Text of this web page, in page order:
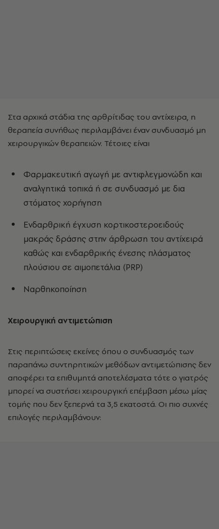
Στα αρχικά στάδια της αρθρίτιδας του αντίχειρα, η
θεραπεία συνήθως περιλαμβάνει έναν συνδυασμό μη
χειρουργικών θεραπειών. Τέτοιες είναι
Φαρμακευτική αγωγή με αντιφλεγμονώδη και
αναλγητικά τοπικά ή σε συνδυασμό με δια
στόματος χορήγηση
Ενδαρθρική έγχυση κορτικοστεροειδούς
μακράς δράσης στην άρθρωση του αντίχειρά
καθώς και ενδαρθρικής ένεσης πλάσματος
πλούσιου σε αιμοπετάλια (PRP)
Ναρθηκοποίηση
Χειρουργική αντιμετώπιση
Στις περιπτώσεις εκείνες όπου ο συνδυασμός των
παραπάνω συντηρητικών μεθόδων αντιμετώπισης δεν
αποφέρει τα επιθυμητά αποτελέσματα τότε ο γιατρός
μπορεί να συστήσει χειρουργική επέμβαση μέσω μίας
τομής που δεν ξεπερνά τα 3,5 εκατοστά. Οι πιο συχνές
επιλογές περιλαμβάνουν: